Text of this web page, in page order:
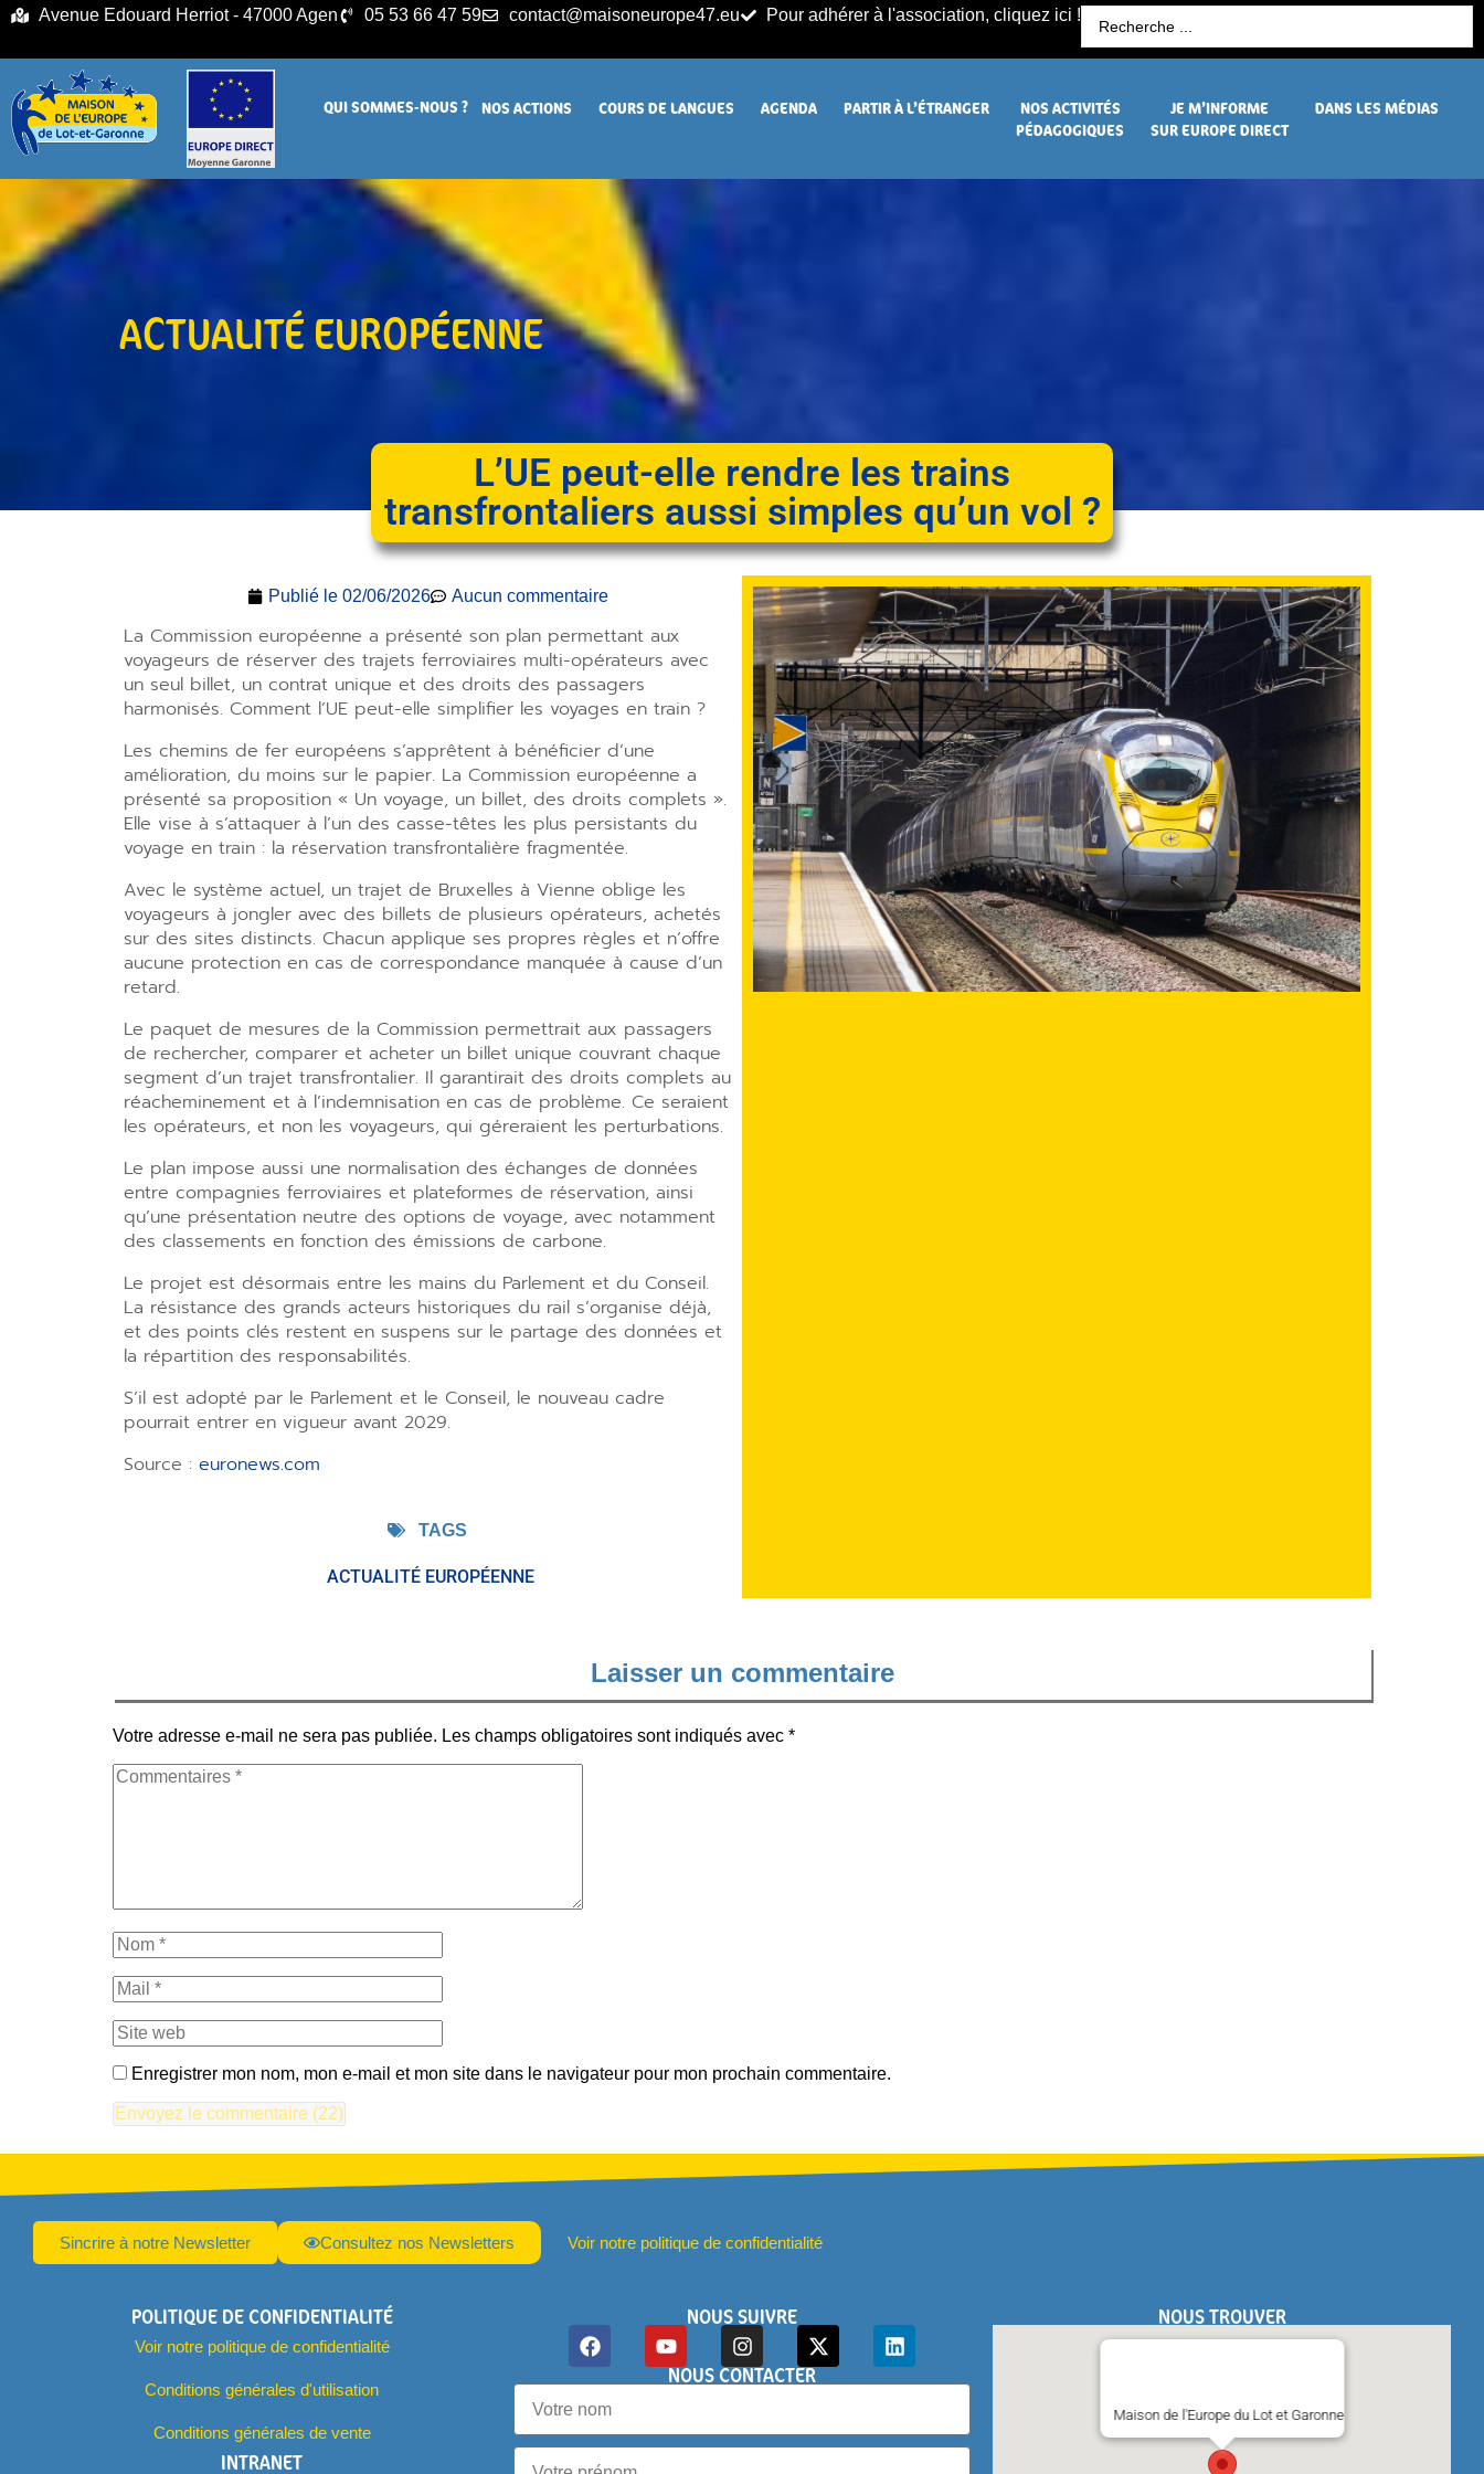
principalAvenue Edouard Herriot - 47000 Agen 05 53 66 47 59 contact@maisoneurope47.eu Pour adhérer à l'association, cliquez ici !
QUI SOMMES-NOUS ? NOS ACTIONS COURS DE LANGUES AGENDA PARTIR À L’ÉTRANGER
NOS ACTIVITÉS
PÉDAGOGIQUES
JE M’INFORME
SUR EUROPE DIRECT
DANS LES MÉDIAS
ACTUALITÉ EUROPÉENNE
L’UE peut-elle rendre les trains
transfrontaliers aussi simples qu’un vol ?
Publié le 02/06/2026 Aucun commentaire
La Commission européenne a présenté son plan permettant aux
voyageurs de réserver des trajets ferroviaires multi-opérateurs avec
un seul billet, un contrat unique et des droits des passagers
harmonisés. Comment l’UE peut-elle simplifier les voyages en train ?
Les chemins de fer européens s’apprêtent à bénéficier d’une
amélioration, du moins sur le papier. La Commission européenne a
présenté sa proposition « Un voyage, un billet, des droits complets ».
Elle vise à s’attaquer à l’un des casse-têtes les plus persistants du
voyage en train : la réservation transfrontalière fragmentée.
Avec le système actuel, un trajet de Bruxelles à Vienne oblige les
voyageurs à jongler avec des billets de plusieurs opérateurs, achetés
sur des sites distincts. Chacun applique ses propres règles et n’offre
aucune protection en cas de correspondance manquée à cause d’un
retard.
Le paquet de mesures de la Commission permettrait aux passagers
de rechercher, comparer et acheter un billet unique couvrant chaque
segment d’un trajet transfrontalier. Il garantirait des droits complets au
réacheminement et à l’indemnisation en cas de problème. Ce seraient
les opérateurs, et non les voyageurs, qui géreraient les perturbations.
Le plan impose aussi une normalisation des échanges de données
entre compagnies ferroviaires et plateformes de réservation, ainsi
qu’une présentation neutre des options de voyage, avec notamment
des classements en fonction des émissions de carbone.
Le projet est désormais entre les mains du Parlement et du Conseil.
La résistance des grands acteurs historiques du rail s’organise déjà,
et des points clés restent en suspens sur le partage des données et
la répartition des responsabilités.
S’il est adopté par le Parlement et le Conseil, le nouveau cadre
pourrait entrer en vigueur avant 2029.
Source : euronews.com
TAGS
ACTUALITÉ EUROPÉENNE
Laisser un commentaire
Votre adresse e-mail ne sera pas publiée. Les champs obligatoires sont indiqués avec *
Enregistrer mon nom, mon e-mail et mon site dans le navigateur pour mon prochain commentaire.
Sincrire à notre Newsletter Consultez nos Newsletters Voir notre politique de confidentialité
POLITIQUE DE CONFIDENTIALITÉ
Voir notre politique de confidentialité
Conditions générales d'utilisation
Conditions générales de vente
INTRANET
NOUS SUIVRE
NOUS CONTACTER
NOUS TROUVER
Maison de l'Europe du Lot et Garonne